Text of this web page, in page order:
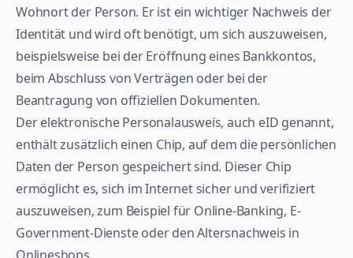
Wohnort der Person. Er ist ein wichtiger Nachweis der
Identität und wird oft benötigt, um sich auszuweisen,
beispielsweise bei der Eröffnung eines Bankkontos,
beim Abschluss von Verträgen oder bei der
Beantragung von offiziellen Dokumenten.
Der elektronische Personalausweis, auch eID genannt,
enthält zusätzlich einen Chip, auf dem die persönlichen
Daten der Person gespeichert sind. Dieser Chip
ermöglicht es, sich im Internet sicher und verifiziert
auszuweisen, zum Beispiel für Online-Banking, E-
Government-Dienste oder den Altersnachweis in